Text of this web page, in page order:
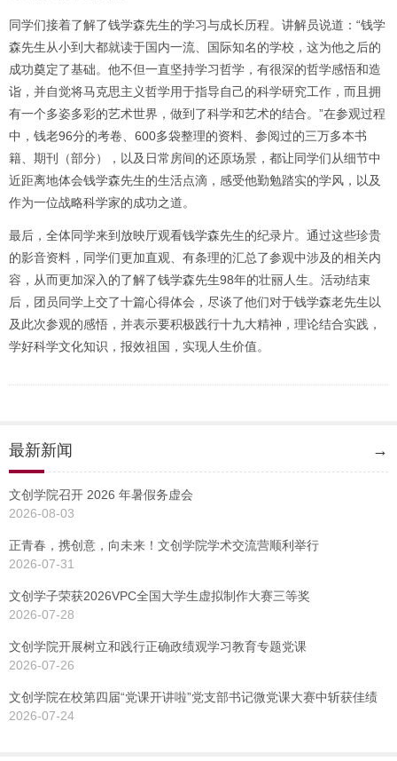
同学们接着了解了钱学森先生的学习与成长历程。讲解员说道：“钱学
森先生从小到大都就读于国内一流、国际知名的学校，这为他之后的
成功奠定了基础。他不但一直坚持学习哲学，有很深的哲学感悟和造
诣，并自觉将马克思主义哲学用于指导自己的科学研究工作，而且拥
有一个多姿多彩的艺术世界，做到了科学和艺术的结合。”在参观过程
中，钱老96分的考卷、600多袋整理的资料、参阅过的三万多本书
籍、期刊（部分），以及日常房间的还原场景，都让同学们从细节中
近距离地体会钱学森先生的生活点滴，感受他勤勉踏实的学风，以及
作为一位战略科学家的成功之道。
最后，全体同学来到放映厅观看钱学森先生的纪录片。通过这些珍贵
的影音资料，同学们更加直观、有条理的汇总了参观中涉及的相关内
容，从而更加深入的了解了钱学森先生98年的壮丽人生。活动结束
后，团员同学上交了十篇心得体会，尽谈了他们对于钱学森老先生以
及此次参观的感悟，并表示要积极践行十九大精神，理论结合实践，
学好科学文化知识，报效祖国，实现人生价值。
最新新闻 →
文创学院召开 2026 年暑假务虚会
2026-08-03
正青春，携创意，向未来！文创学院学术交流营顺利举行
2026-07-31
文创学子荣获2026VPC全国大学生虚拟制作大赛三等奖
2026-07-28
文创学院开展树立和践行正确政绩观学习教育专题党课
2026-07-26
文创学院在校第四届“党课开讲啦”党支部书记微党课大赛中斩获佳绩
2026-07-24